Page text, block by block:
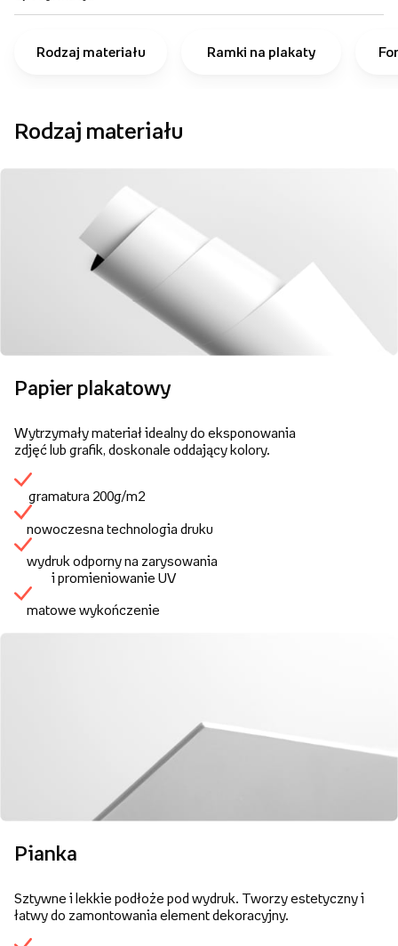
Rodzaj materiału Ramki na plakaty
Rodzaj materiału
Papier plakatowy
Wytrzymały materiał idealny do eksponowania
zdjęć lub grafik, doskonale oddający kolory.
gramatura 200g/m2
nowoczesna technologia druku
wydruk odporny na zarysowania
i promieniowanie UV
matowe wykończenie
Pianka
Sztywne i lekkie podłoże pod wydruk. Tworzy estetyczny i
łatwy do zamontowania element dekoracyjny.